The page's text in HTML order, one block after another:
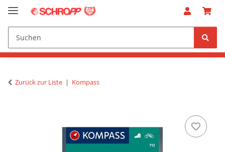
Zurück zur Liste Kompass